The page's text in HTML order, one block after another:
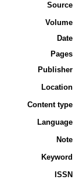
Source
Volume
Date
Pages
Publisher
Location
Content type
Language
Note
Keyword
ISSN